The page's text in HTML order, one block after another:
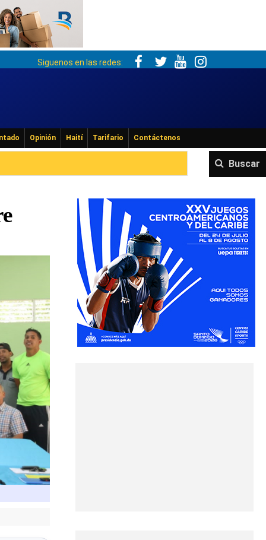
Siguenos en las redes:
Opinión Haití Tarifario Contáctenos
Buscar